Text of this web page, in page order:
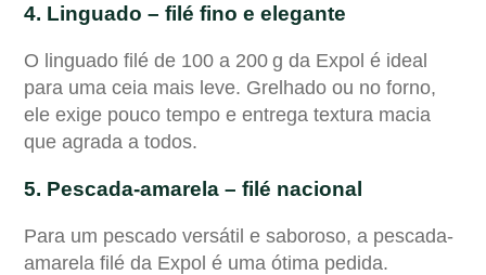
4. Linguado – filé fino e elegante
O linguado filé de 100 a 200 g da Expol é ideal
para uma ceia mais leve. Grelhado ou no forno,
ele exige pouco tempo e entrega textura macia
que agrada a todos.
5. Pescada-amarela – filé nacional
Para um pescado versátil e saboroso, a pescada-
amarela filé da Expol é uma ótima pedida.